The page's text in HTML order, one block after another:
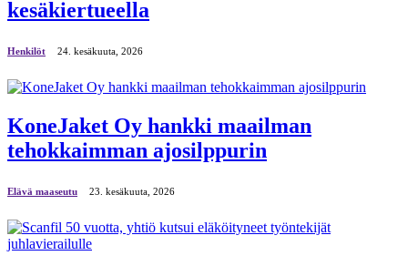
kesäkiertueella
Henkilöt 24. kesäkuuta, 2026
KoneJaket Oy hankki maailman
tehokkaimman ajosilppurin
Elävä maaseutu 23. kesäkuuta, 2026